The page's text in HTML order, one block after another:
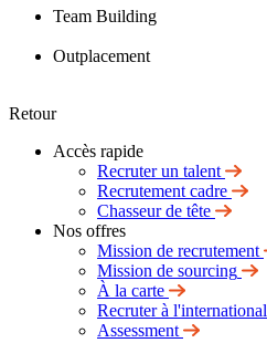
Team Building
Outplacement
Retour
Accès rapide
Recruter un talent
Recrutement cadre
Chasseur de tête
Nos offres
Mission de recrutement
Mission de sourcing
À la carte
Recruter à l'international
Assessment